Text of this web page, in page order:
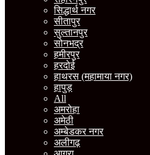
सिद्धार्थ नगर
सीतापुर
सुल्तानपुर
सोनभद्र
हमीरपुर
हरदोई
हाथरस (महामाया नगर)
हापुड़
All
अमरोहा
अमेठी
अम्बेडकर नगर
अलीगढ़